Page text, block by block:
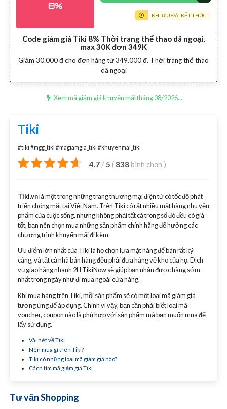
8%
Code giảm giá Tiki 8% Thời trang thể thao dã ngoại,
max 30K đơn 349K
Giảm 30.000 đ cho đơn hàng từ 349.000 đ. Thời trang thể thao
dã ngoại
KHI ƯU ĐÃI KẾT THÚC
Xem mã giảm giá khuyến mãi tháng 08/2026...
Tiki
#tiki #mgg_tiki #magiamgia_tiki #khuyenmai_tiki
4.7 / 5 ( 838bình chọn )
Tiki.vnlà một trong những trang thương mại điện tử có tốc độ phát
triển chóng mặt tại Việt Nam. Trên Tiki có rất nhiều mặt hàng nhu yếu
phẩm của cuộc sống, nhưng không phải tất cả trong số đó đều có giá
tốt, bạn nên chọn mua những sản phẩm chính hãng để hưởng các
chương trình khuyến mãi đi kèm.
Ưu điểm lớn nhất của Tiki là họ chọn lựa mặt hàng để bán rất kỹ
càng, và tất cả nhà bán hàng đều phải đưa hàng về kho của họ. Dịch
vụ giao hàng nhanh 2H TikiNow sẽ giúp bạn nhận được hàng sớm
nhất trong ngày như đi mua ngoài cửa hàng.
Khi mua hàng trên Tiki, mỗi sản phẩm sẽ có một loại mã giảm giá
tương ứng để áp dụng. Chính vì vậy, bạn cần phải biết loại mã
voucher, coupon nào là phù hợp với sản phẩm mà bạn muốn mua để
lấy sử dụng.
Vài nét về Tiki
Nên mua gì trên Tiki?
Tiki có những loại mã giảm giá nào?
Cách tìm mã giảm giá Tiki
Tư vấn Shopping